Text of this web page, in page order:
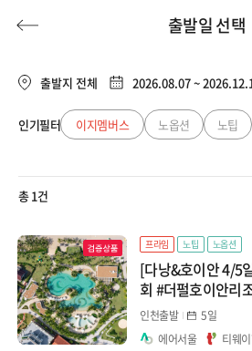
허니문 기획전/홈쇼핑 이벤트/혜택
투어플랜
허니문
출발일 선택
출발지 전체 2026.08.07 ~
인기필터 이지멤버스 노옵션 노팁
총 1건
프라임 노팁 노옵션
[다낭&호이안 4/5
회 #더펄호이안리
치 #씨클로 #반나
인천출발
5일
에어서울
티웨